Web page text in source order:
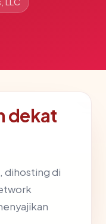
dekat
dihosting di